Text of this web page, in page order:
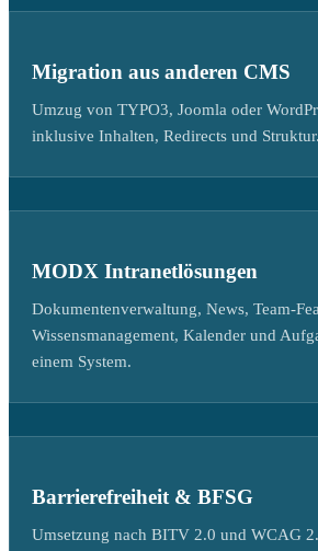
Migration aus anderen CMS
Umzug von TYPO3, Joomla oder
inklusive Inhalten, Redirects und Struktur.
MODX Intranetlösungen
Dokumentenverwaltung, News, Team-
Wissensmanagement, Kalender und
einem System.
Barrierefreiheit & BFSG
Umsetzung nach BITV 2.0 und WCAG